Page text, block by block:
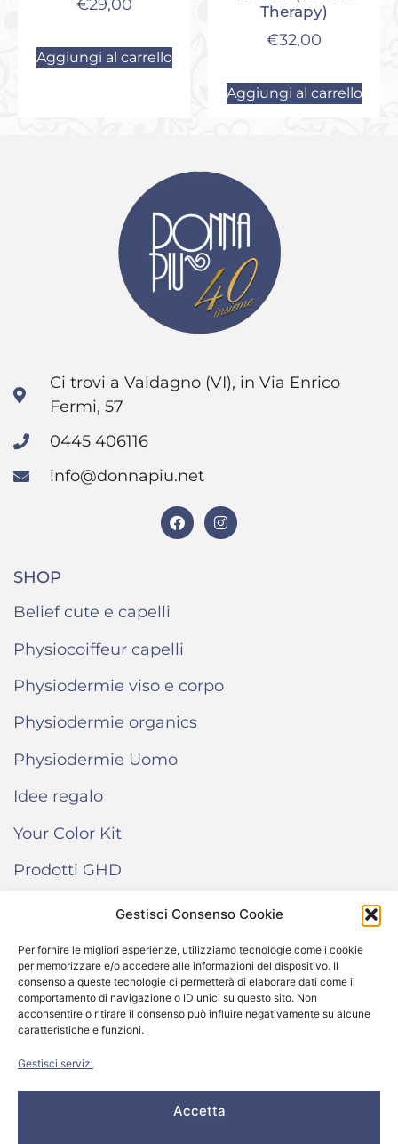
Gestisci Consenso Cookie
Per fornire le migliori esperienze, utilizziamo tecnologie come i cookie
per memorizzare e/o accedere alle informazioni del dispositivo. Il
consenso a queste tecnologie ci permetterà di elaborare dati come il
comportamento di navigazione o ID unici su questo sito. Non
acconsentire o ritirare il consenso può influire negativamente su alcune
caratteristiche e funzioni.
Gestisci servizi
Accetta
€29,00
Aggiungi al carrello
Therapy)
€32,00
Aggiungi al carrello
Ci trovi a Valdagno (VI), in Via Enrico
Fermi, 57
0445 406116
info@donnapiu.net
SHOP
Belief cute e capelli
Physiocoiffeur capelli
Physiodermie viso e corpo
Physiodermie organics
Physiodermie Uomo
Idee regalo
Your Color Kit
Prodotti GHD
Termini e condizioni di vendita
Cookie Policy